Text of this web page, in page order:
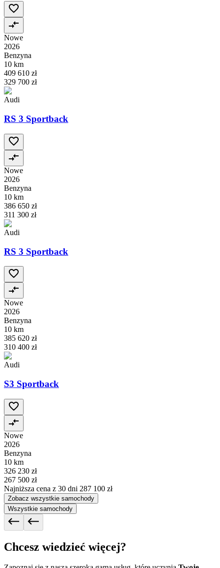
Nowe
2026
Benzyna
10 km
409 610 zł
329 700 zł
Audi
RS 3 Sportback
Nowe
2026
Benzyna
10 km
386 650 zł
311 300 zł
Audi
RS 3 Sportback
Nowe
2026
Benzyna
10 km
385 620 zł
310 400 zł
Audi
S3 Sportback
Nowe
2026
Benzyna
10 km
326 230 zł
267 500 zł
Najniższa cena z 30 dni 287 100 zł
Zobacz wszystkie samochody
Wszystkie samochody
Chcesz wiedzieć więcej?